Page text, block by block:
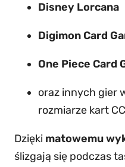
e
Disney Lorcana
Digimon Card
One Piece Card
oraz innych gier
rozmiarze kart
Dzięki matowemu
ślizgają się podczas